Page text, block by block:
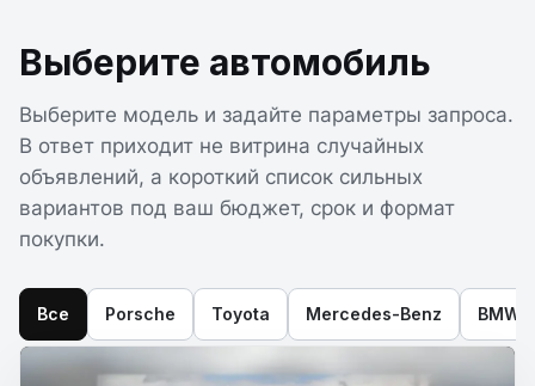
Выберите автомобиль
Выберите модель и задайте параметры запроса.
В ответ приходит не витрина случайных
объявлений, а короткий список сильных
вариантов под ваш бюджет, срок и формат
покупки.
Все Porsche Toyota Mercedes-Benz BMW